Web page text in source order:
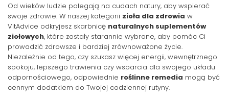
Od wieków ludzie polegają na cudach natury, aby wspierać
swoje zdrowie. W naszej kategorii zioła dla zdrowia w
VitAdvice odkryjesz skarbnicę naturalnych suplementów
ziołowych, które zostały starannie wybrane, aby pomóc Ci
prowadzić zdrowsze i bardziej zrównoważone życie.
Niezależnie od tego, czy szukasz więcej energii, wewnętrznego
spokoju, lepszego trawienia czy wsparcia dla swojego układu
odpornościowego, odpowiednie roślinne remedia mogą być
cennym dodatkiem do Twojej codziennej rutyny.